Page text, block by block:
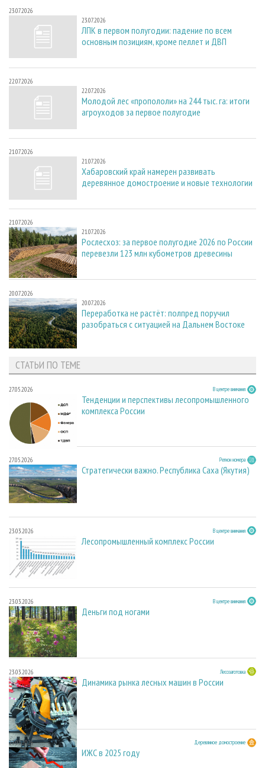
23.07.2026
23.07.2026
ЛПК в первом полугодии: падение по всем
основным позициям, кроме пеллет и ДВП
22.07.2026
22.07.2026
Молодой лес «пропололи» на 244 тыс. га: итоги
агроуходов за первое полугодие
21.07.2026
21.07.2026
Хабаровский край намерен развивать
деревянное домостроение и новые технологии
21.07.2026
21.07.2026
Рослесхоз: за первое полугодие 2026 по России
перевезли 123 млн кубометров древесины
20.07.2026
20.07.2026
Переработка не растёт: полпред поручил
разобраться с ситуацией на Дальнем Востоке
СТАТЬИ ПО ТЕМЕ
27.05.2026 В центре внимания
Тенденции и перспективы лесопромышленного
комплекса России
27.05.2026 Регион номера
Стратегически важно. Республика Саха (Якутия)
23.03.2026 В центре внимания
Лесопромышленный комплекс России
23.03.2026 В центре внимания
Деньги под ногами
23.03.2026 Лесозаготовка
Динамика рынка лесных машин в России
23.03.2026 Деревянное домостроение
ИЖС в 2025 году